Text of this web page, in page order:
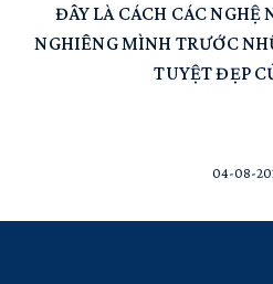
ĐÂY LÀ CÁCH CÁC NGHỆ
NGHIÊNG MÌNH TRƯỚC
TUYỆT ĐẸP
04-08-